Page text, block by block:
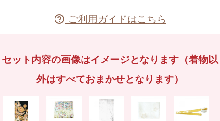
 ご利用ガイドはこちら
セット内容の画像はイメージとなります（着物以
外はすべておまかせとなります）